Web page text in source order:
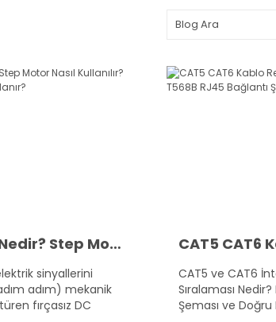
Step Motor Nedir? Step Motor Nasıl Kullanılır? Step Motor Nasıl Bağlanır?
sinyallerini
adım) mekanik
fırçasız DC
CAT5 ve CAT6
Sıralaması
Şeması ve